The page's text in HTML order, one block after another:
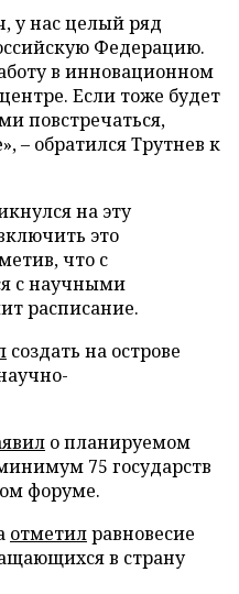
у нас целый ряд
Федерацию.
в инновационном
Если тоже будет
повстречаться,
– обратился Трутнев к
на эту
это
что с
с научными
расписание.
создать на острове
о планируемом
75 государств
форуме.
отметилравновесие
в страну